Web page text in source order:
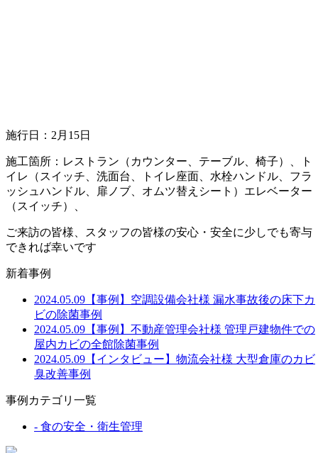
施行日：2月15日
施工箇所：レストラン（カウンター、テーブル、椅子）、ト
イレ（スイッチ、洗面台、トイレ座面、水栓ハンドル、フラ
ッシュハンドル、扉ノブ、オムツ替えシート）エレベーター
（スイッチ）、
ご来訪の皆様、スタッフの皆様の安心・安全に少しでも寄与
できれば幸いです
新着事例
2024.05.09 【事例】空調設備会社様 漏水事故後の床下カ
ビの除菌事例
2024.05.09 【事例】不動産管理会社様 管理戸建物件での
屋内カビの全館除菌事例
2024.05.09 【インタビュー】物流会社様 大型倉庫のカビ
臭改善事例
事例カテゴリ一覧
- 食の安全・衛生管理